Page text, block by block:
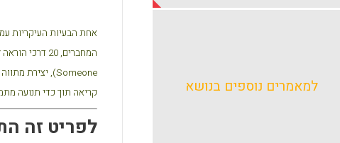
אחת הבעיות העיקריות
המחברים, 20 דרכי הוראה לשכנוע התלמידים לקרוא את הטקסט פעמים נוספות. בין השיטות המוצעות להנעת תלמידים ניתן לציין את קריאת הטקסט לעמית בכיתה (
Someone), יצירת
קריאה תוך כדי תנועה
לפריט זה
למאמרים נוספים בנושא